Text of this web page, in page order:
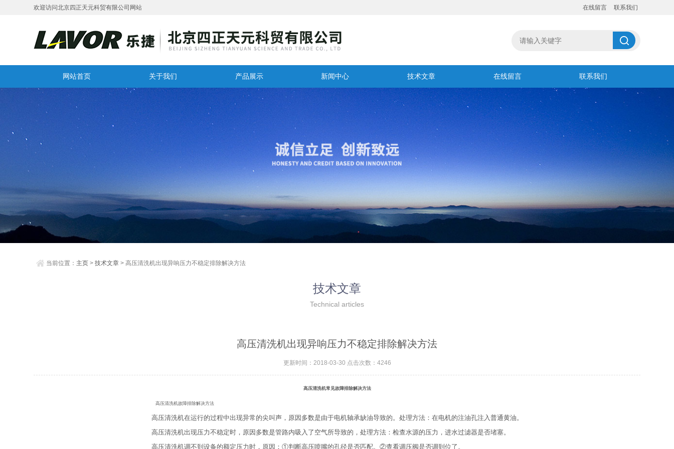
欢迎访问北京四正天元科贸有限公司网站 在线留言 联系我们
网站首页 关于我们 产品展示 新闻中心 技术文章 在线留言 联系我们
当前位置： 主页 >技术文章 > 高压清洗机出现异响压力不稳定排除解决方法
技术文章
Technical articles
高压清洗机出现异响压力不稳定排除解决方法
更新时间：2018-03-30 点击次数：4246
高压清洗机常见故障排除解决方法
高压清洗机故障排除解决方法
高压清洗机在运行的过程中出现异常的尖叫声，原因多数是由于电机轴承缺油导致的。处理方法：在电机的注油孔注入普通黄油。
高压清洗机出现压力不稳定时，原因多数是管路内吸入了空气所导致的，处理方法：检查水源的压力，进水过滤器是否堵塞。
高压清洗机调不到设备的额定压力时，原因：①判断高压喷嘴的孔径是否匹配。②查看调压阀是否调到位了。